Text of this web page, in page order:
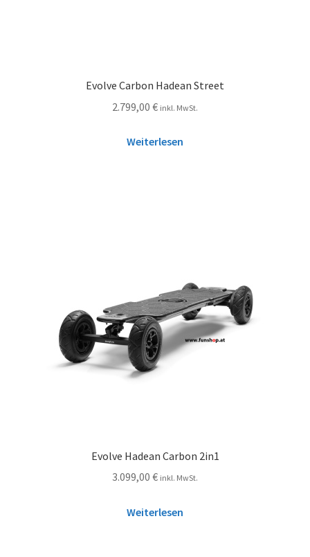
Evolve Carbon Hadean Street
2.799,00 € inkl. MwSt.
Weiterlesen
Evolve Hadean Carbon 2in1
3.099,00 € inkl. MwSt.
Weiterlesen